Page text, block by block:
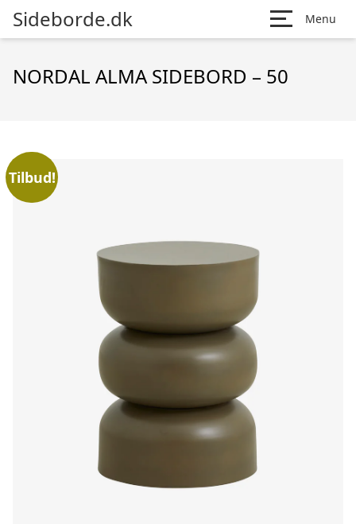
Sideborde.dk Menu
NORDAL ALMA SIDEBORD – 50
Tilbud!